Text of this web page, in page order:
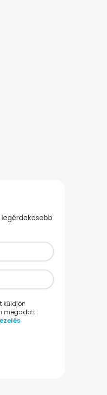
küldjön
megadott